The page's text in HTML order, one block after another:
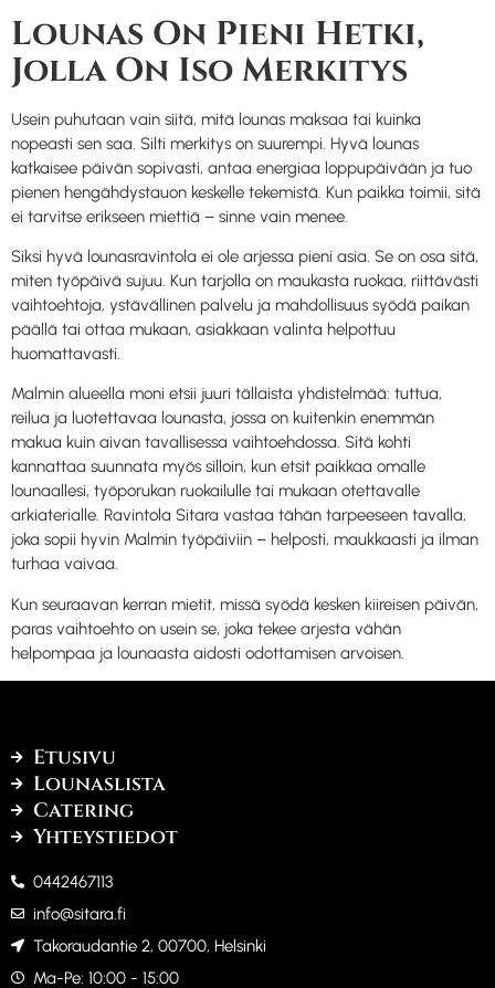
Lounas On Pieni Hetki,
Jolla On Iso Merkitys
Usein puhutaan vain siitä, mitä lounas maksaa tai kuinka
nopeasti sen saa. Silti merkitys on suurempi. Hyvä lounas
katkaisee päivän sopivasti, antaa energiaa loppupäivään ja tuo
pienen hengähdystauon keskelle tekemistä. Kun paikka toimii, sitä
ei tarvitse erikseen miettiä – sinne vain menee.
Siksi hyvä lounasravintola ei ole arjessa pieni asia. Se on osa sitä,
miten työpäivä sujuu. Kun tarjolla on maukasta ruokaa, riittävästi
vaihtoehtoja, ystävällinen palvelu ja mahdollisuus syödä paikan
päällä tai ottaa mukaan, asiakkaan valinta helpottuu
huomattavasti.
Malmin alueella moni etsii juuri tällaista yhdistelmää: tuttua,
reilua ja luotettavaa lounasta, jossa on kuitenkin enemmän
makua kuin aivan tavallisessa vaihtoehdossa. Sitä kohti
kannattaa suunnata myös silloin, kun etsit paikkaa omalle
lounaallesi, työporukan ruokailulle tai mukaan otettavalle
arkiaterialle. Ravintola Sitara vastaa tähän tarpeeseen tavalla,
joka sopii hyvin Malmin työpäiviin – helposti, maukkaasti ja ilman
turhaa vaivaa.
Kun seuraavan kerran mietit, missä syödä kesken kiireisen päivän,
paras vaihtoehto on usein se, joka tekee arjesta vähän
helpompaa ja lounaasta aidosti odottamisen arvoisen.
0442467113
info@sitara.fi
Takoraudantie 2, 00700, Helsinki
Ma-Pe: 10:00 - 15:00
Etusivu
Lounaslista
Catering
Yhteystiedot